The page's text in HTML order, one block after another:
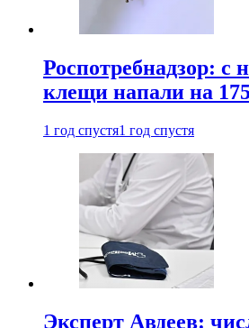
Роспотребнадзор: с
клещи напали на
1 год спустя1 год спустя
Эксперт Авдеев: